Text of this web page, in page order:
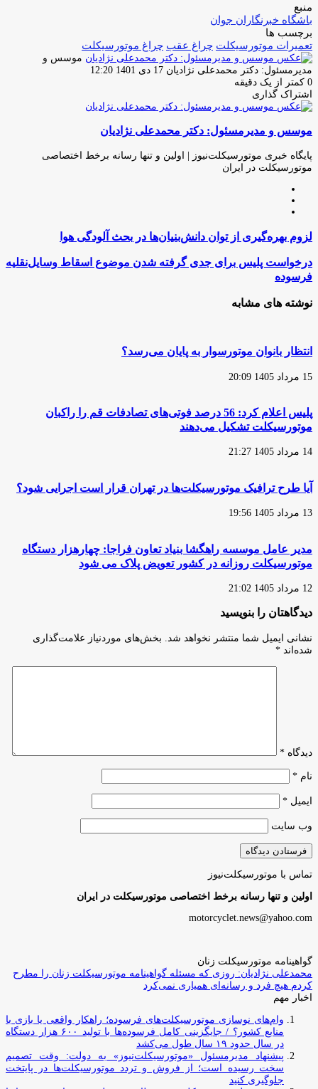
منبع
باشگاه خبرنگاران جوان
برچسب ها
تعمیرات موتورسیکلت چراغ عقب چراغ موتورسیکلت
موسس و
مدیرمسئول: دکتر محمدعلی نژادیان ارسال
17 دی 1401 12:20
0 کمتر از یک دقیقه
اشتراک گذاری
فیس
توئیتر
لینکدین
واتس
تلگرام
اشتراک
از
ایمیل
چاپ
موسس و مدیرمسئول: دکتر محمدعلی نژادیان
پایگاه خبری موتورسیکلت‌نیوز | اولین و تنها رسانه برخط اختصاصی
موتورسیکلت در ایران
لزوم
از
توان
دانش‌بنیان‌ها
بحث
لزوم بهره‌گیری از توان دانش‌بنیان‌ها در بحث آلودگی هوا
درخواست
پلیس
برای
جدی
گرفته
اسقاط
وسایل‌نقلیه
فرسوده
درخواست پلیس برای جدی گرفته شدن موضوع اسقاط وسایل‌نقلیه
فرسوده
نوشته های مشابه
انتظار بانوان موتورسوار به پایان می‌رسد؟
15 مرداد 1405 20:09
پلیس اعلام کرد: 56 درصد فوتی‌های تصادفات قم را راکبان
موتورسیکلت تشکیل می‌دهند
14 مرداد 1405 21:27
آیا طرح ترافیک موتورسیکلت‌ها در تهران قرار است اجرایی شود؟
13 مرداد 1405 19:56
مدیر عامل موسسه راهگشا بنیاد تعاون فراجا: چهارهزار دستگاه
موتورسیکلت روزانه در کشور تعویض پلاک می شود
12 مرداد 1405 21:02
دیدگاهتان را بنویسید
نشانی ایمیل شما منتشر نخواهد شد.
بخش‌های موردنیاز علامت‌گذاری
شده‌اند *
دیدگاه *
نام *
ایمیل *
وب‌ سایت
تماس با موتورسیکلت‌نیوز
اولین و تنها رسانه برخط اختصاصی موتورسیکلت در ایران
motorcyclet.news@yahoo.com
گواهینامه موتورسیکلت زنان
محمدعلی نژادیان: روزی که مسئله گواهینامه موتورسیکلت زنان را مطرح
کردم هیچ فرد و رسانه‌ای همیاری نمی‌کرد
اخبار مهم
وام‌های نوسازی موتورسیکلت‌های فرسوده؛ راهکار واقعی یا بازی با
منابع کشور؟ / جایگزینی کامل فرسوده‌ها با تولید ۶۰۰ هزار دستگاه
در سال حدود ۱۹ سال طول می‌کشد
پیشنهاد مدیرمسئول «موتورسیکلت‌نیوز» به دولت: وقت تصمیم
سخت رسیده است؛ از فروش و تردد موتورسیکلت‌ها در پایتخت
جلوگیری کنید